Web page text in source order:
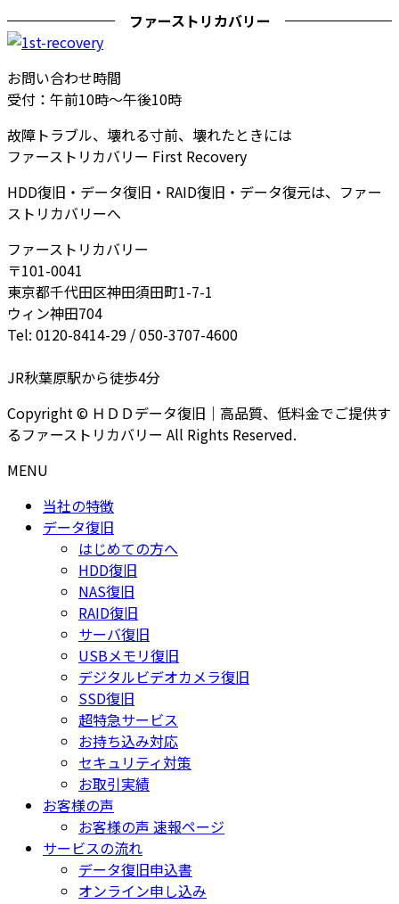
ファーストリカバリー
お問い合わせ時間
受付：午前10時～午後10時
故障トラブル、壊れる寸前、壊れたときには
ファーストリカバリー First Recovery
HDD復旧・データ復旧・RAID復旧・データ復元は、ファー
ストリカバリーへ
ファーストリカバリー
〒101-0041
東京都千代田区神田須田町1-7-1
ウィン神田704
Tel: 0120-8414-29 / 050-3707-4600
JR秋葉原駅から徒歩4分
Copyright © ＨＤＤデータ復旧｜高品質、低料金でご提供す
るファーストリカバリー All Rights Reserved.
MENU
当社の特徴
データ復旧
はじめての方へ
HDD復旧
NAS復旧
RAID復旧
サーバ復旧
USBメモリ復旧
デジタルビデオカメラ復旧
SSD復旧
超特急サービス
お持ち込み対応
セキュリティ対策
お取引実績
お客様の声
お客様の声 速報ページ
サービスの流れ
データ復旧申込書
オンライン申し込み